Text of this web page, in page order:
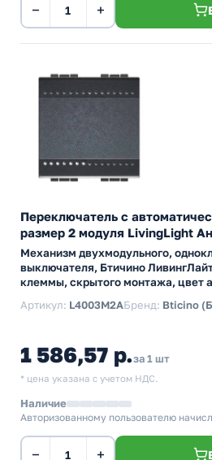
− +
Переключатель с
размер 2 модуля LivingLight
Механизм двухмодульного,
выключателя, Бтичино
клеммы, скрытого монтажа, цвет
Артикул: L4003M2AБренд: Bticino
1 586,57 р.за 1 шт
* цена указана с учетом НДС.
Наличие
Авторизованному пользователю
− +